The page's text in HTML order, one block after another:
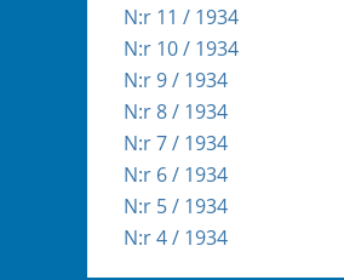
N:r 11 / 1934
N:r 10 / 1934
N:r 9 / 1934
N:r 8 / 1934
N:r 7 / 1934
N:r 6 / 1934
N:r 5 / 1934
N:r 4 / 1934